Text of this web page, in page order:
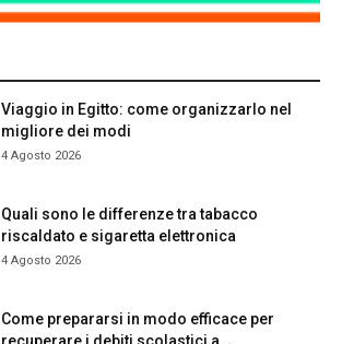
Viaggio in Egitto: come organizzarlo nel
migliore dei modi
4 Agosto 2026
Quali sono le differenze tra tabacco
riscaldato e sigaretta elettronica
4 Agosto 2026
Come prepararsi in modo efficace per